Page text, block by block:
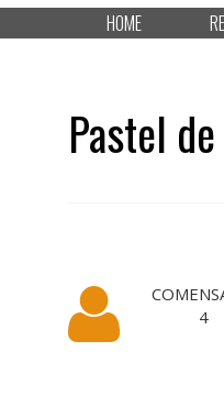
HOME
Pastel
4